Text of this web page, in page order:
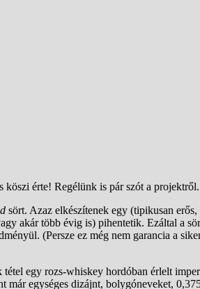
köszi érte! Regélünk is pár szót a projektről.
sört. Azaz elkészítenek egy (tipikusan
akár több évig is) pihentetik. Ezáltal a
(Persze ez még nem garancia a
egy rozs-whiskey hordóban érlelt
már egységes dizájnt, bolygóneveket,